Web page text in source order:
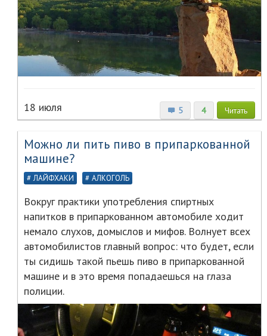
5 4 Читать
18 июля
Можно ли пить пиво в припаркованной
машине?
ЛАЙФХАКИ АЛКОГОЛЬ
Вокруг практики употребления спиртных
напитков в припаркованном автомобиле ходит
немало слухов, домыслов и мифов. Волнует всех
автомобилистов главный вопрос: что будет, если
ты сидишь такой пьешь пиво в припаркованной
машине и в это время попадаешься на глаза
полиции.